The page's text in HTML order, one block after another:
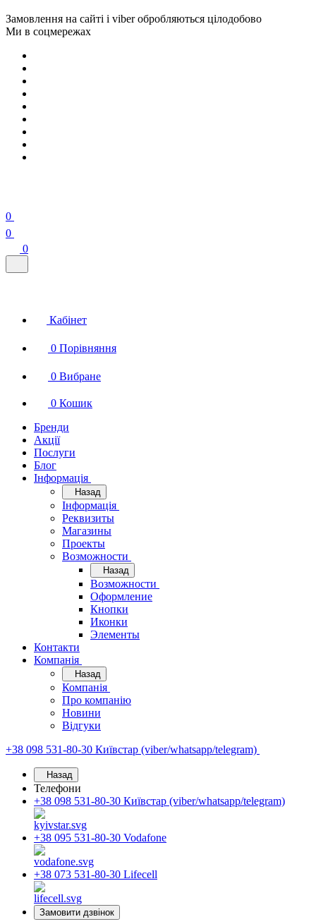
Замовлення на сайті і viber обробляються цілодобово
Ми в соцмережах
0
0
0
Кабінет
0 Порівняння
0 Вибране
0 Кошик
Бренди
Акції
Послуги
Блог
Інформація
Назад
Інформація
Реквизиты
Магазины
Проекты
Возможности
Назад
Возможности
Оформление
Кнопки
Иконки
Элементы
Контакти
Компанія
Назад
Компанія
Про компанію
Новини
Відгуки
+38 098 531-80-30 Київстар (viber/whatsapp/telegram)
Назад
Телефони
+38 098 531-80-30 Київстар (viber/whatsapp/telegram)
+38 095 531-80-30 Vodafone
+38 073 531-80-30 Lifecell
Замовити дзвінок